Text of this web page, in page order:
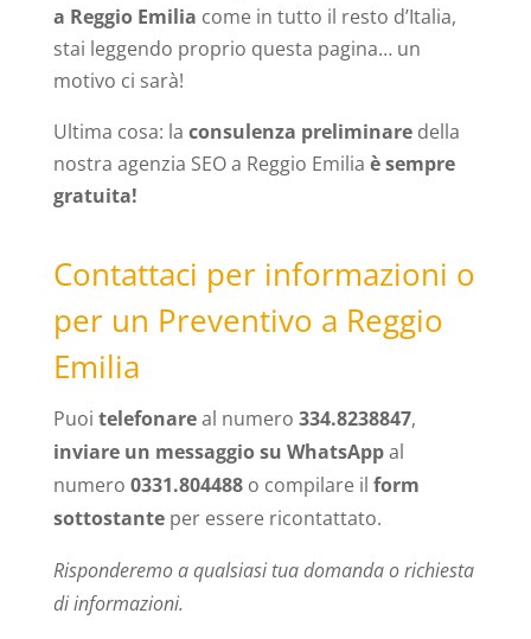
a Reggio Emilia come in tutto il resto d’Italia,
stai leggendo proprio questa pagina… un
motivo ci sarà!
Ultima cosa: la consulenza preliminaredella
nostra agenzia SEO a Reggio Emilia è sempre
gratuita!
Contattaci per informazioni o
per un Preventivo a Reggio
Emilia
Puoi telefonareal numero 334.8238847,
inviare un messaggio su WhatsAppal
numero 0331.804488o compilare il form
sottostanteper essere ricontattato.
Risponderemo a qualsiasi tua domanda o richiesta
di informazioni.